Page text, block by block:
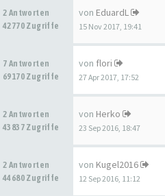
2 Antworten
42770 Zugriffe
von EduardL
15 Nov 2017, 19:41
7 Antworten
69170 Zugriffe
von flori
27 Apr 2017, 17:52
2 Antworten
43837 Zugriffe
von Herko
23 Sep 2016, 18:47
2 Antworten
44680 Zugriffe
von Kugel2016
12 Sep 2016, 11:12